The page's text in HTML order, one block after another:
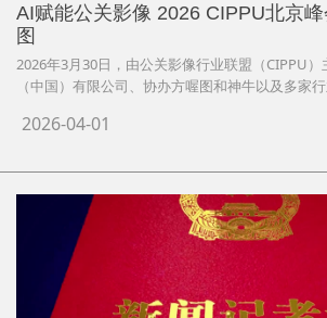
AI赋能公关影像 2026 CIPPU北京
图
2026年3月30日，由公关影像行业联盟（CIPPU
（中国）有限公司、协办方喔图和神牛以及多家
型，以“AI赋能公关影像，数智化引领行业新篇”为
2026-04-01